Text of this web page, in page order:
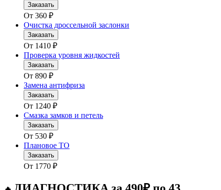
Заказать
От 360 ₽
Очистка дроссельной заслонки
Заказать
От 1410 ₽
Проверка уровня жидкостей
Заказать
От 890 ₽
Замена антифриза
Заказать
От 1240 ₽
Смазка замков и петель
Заказать
От 530 ₽
Плановое ТО
Заказать
От 1770 ₽